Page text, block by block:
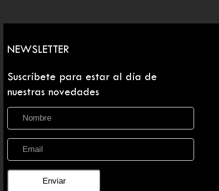
NEWSLETTER
Suscríbete para estar al día de
nuestras novedades